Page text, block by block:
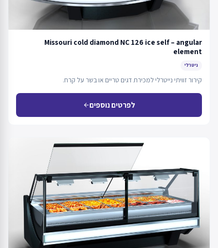
Missouri cold diamond NC 126 ice self – angular
element
ניטרלי
קירור זוויתי נייטרלי למכירת דגים טריים או בשר על קרח.
לפרטים נוספיםarrow_back